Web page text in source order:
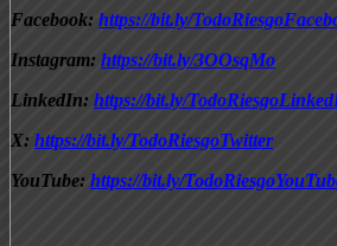
Facebook: https://bit.ly/
Instagram: https://bit.ly/3OOsqMo
LinkedIn: https://bit.ly/
X: https://bit.ly/TodoRiesgoTwitter
YouTube: https://bit.ly/